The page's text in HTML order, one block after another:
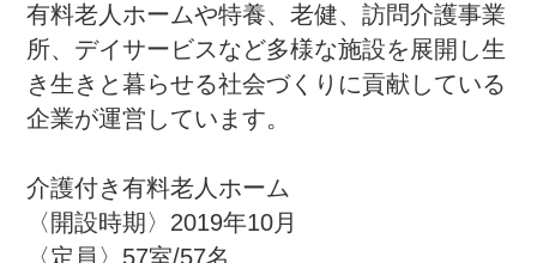
有料老人ホームや特養、老健、訪問介護事業
所、デイサービスなど多様な施設を展開し生
き生きと暮らせる社会づくりに貢献している
企業が運営しています。
介護付き有料老人ホーム
〈開設時期〉2019年10月
〈定員〉57室/57名